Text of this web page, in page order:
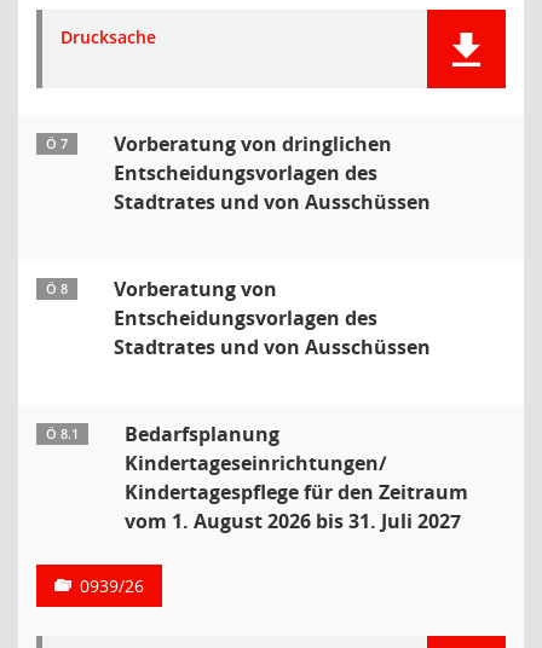
Drucksache
Ö 7
Vorberatung von dringlichen
Entscheidungsvorlagen des
Stadtrates und von Ausschüssen
Ö 8
Vorberatung von
Entscheidungsvorlagen des
Stadtrates und von Ausschüssen
Ö 8.1
Bedarfsplanung
Kindertageseinrichtungen/
Kindertagespflege für den Zeitraum
vom 1. August 2026 bis 31. Juli 2027
0939/26